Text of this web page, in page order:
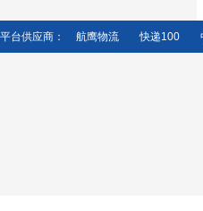
平台供应商： 航鹰物流 快递100